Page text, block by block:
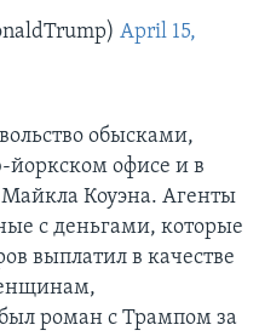
April 15,
обысками,
йоркском офисе и в
Майкла Коуэна. Агенты
с деньгами, которые
выплатил в качестве
роман с Трампом за